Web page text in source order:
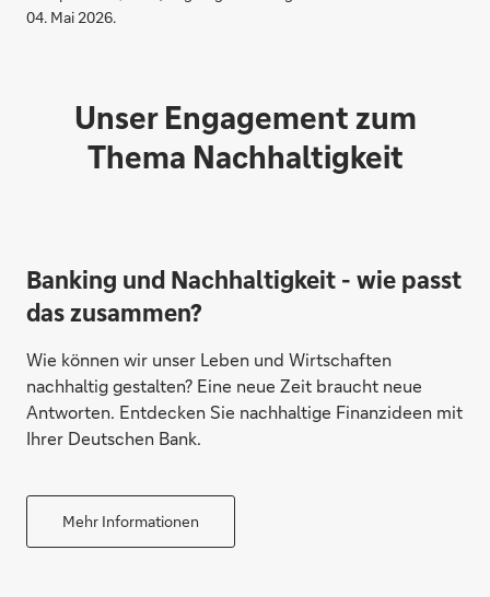
Diana Thieme
04. Mai 2026.
Unser Engagement zum
Thema Nachhaltigkeit
Banking und Nachhaltigkeit - wie passt
das zusammen?
Wie können wir unser Leben und Wirtschaften
nachhaltig gestalten? Eine neue Zeit braucht neue
Antworten. Entdecken Sie nachhaltige Finanzideen mit
Ihrer Deutschen Bank.
Mehr Informationen